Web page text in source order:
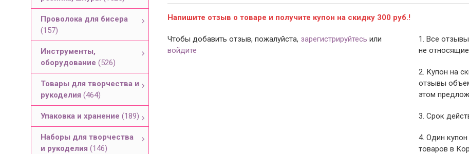
Проволока для бисера
(157)
Инструменты,
оборудование (526)
Товары для творчества и
рукоделия (464)
Упаковка и хранение (189)
Наборы для творчества
и рукоделия (146)
Напишите отзыв о товаре и получите купон на скидку 300 руб.!
Чтобы добавить отзыв, пожалуйста, зарегистрируйтесь или
войдите
1. Все
не
2. Купон на
отзывы
этом
3. Срок
4. Один
товаров в